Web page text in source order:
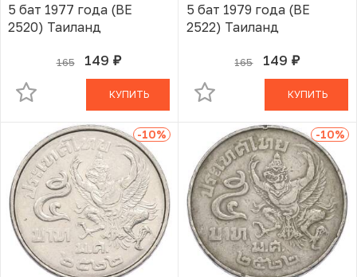
5 бат 1977 года (BE
2520) Таиланд
165 149 руб.
В КОРЗИНЕ
КУПИТЬ
5 бат 1979 года (BE
2522) Таиланд
165 149 руб.
В КОРЗИНЕ
КУПИТЬ
-10% -10%